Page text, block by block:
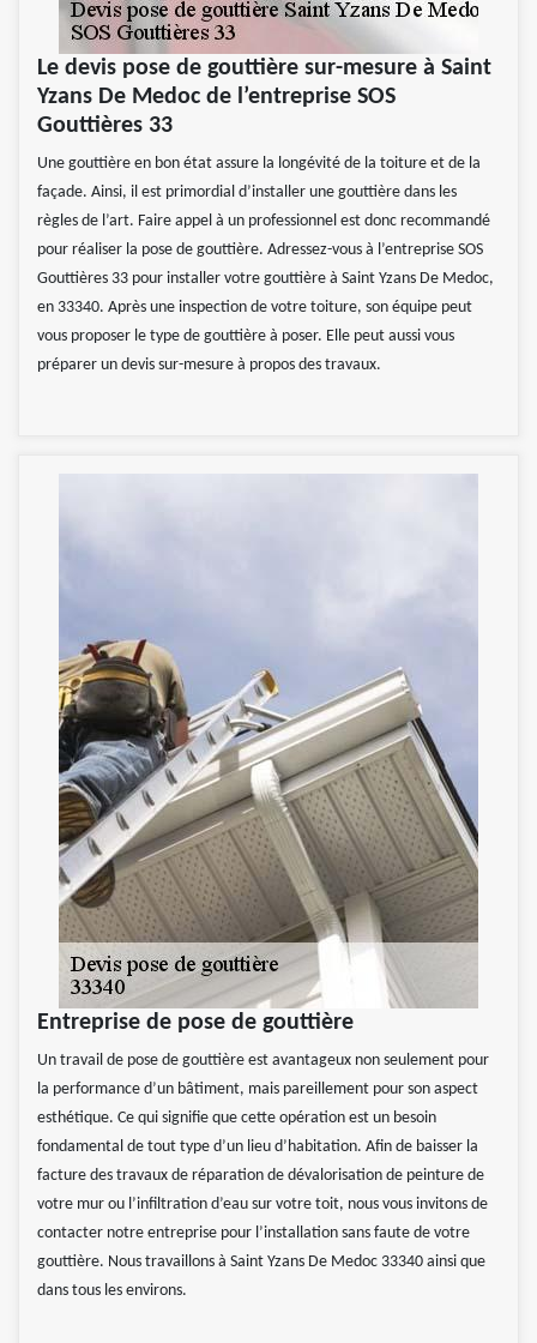
Le devis pose de gouttière sur-mesure à Saint
Yzans De Medoc de l’entreprise SOS
Gouttières 33
Une gouttière en bon état assure la longévité de la toiture et de la
façade. Ainsi, il est primordial d’installer une gouttière dans les
règles de l’art. Faire appel à un professionnel est donc recommandé
pour réaliser la pose de gouttière. Adressez-vous à l’entreprise SOS
Gouttières 33 pour installer votre gouttière à Saint Yzans De Medoc,
en 33340. Après une inspection de votre toiture, son équipe peut
vous proposer le type de gouttière à poser. Elle peut aussi vous
préparer un devis sur-mesure à propos des travaux.
Entreprise de pose de gouttière
Un travail de pose de gouttière est avantageux non seulement pour
la performance d’un bâtiment, mais pareillement pour son aspect
esthétique. Ce qui signifie que cette opération est un besoin
fondamental de tout type d’un lieu d’habitation. Afin de baisser la
facture des travaux de réparation de dévalorisation de peinture de
votre mur ou l’infiltration d’eau sur votre toit, nous vous invitons de
contacter notre entreprise pour l’installation sans faute de votre
gouttière. Nous travaillons à Saint Yzans De Medoc 33340 ainsi que
dans tous les environs.